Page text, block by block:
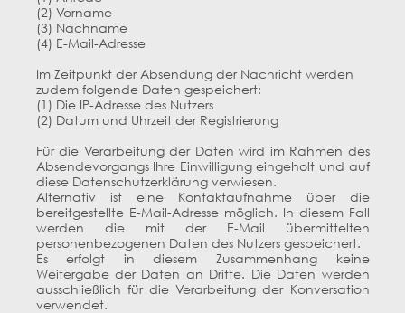
(2) Vorname
(3) Nachname
(4) E-Mail-Adresse
Im Zeitpunkt der Absendung der Nachricht werden
zudem folgende Daten gespeichert:
(1) Die IP-Adresse des Nutzers
(2) Datum und Uhrzeit der Registrierung
Für die Verarbeitung der Daten wird im Rahmen des
Absendevorgangs Ihre Einwilligung eingeholt und auf
diese Datenschutzerklärung verwiesen.
Alternativ ist eine Kontaktaufnahme über die
bereitgestellte E-Mail-Adresse möglich. In diesem Fall
werden die mit der E-Mail übermittelten
personenbezogenen Daten des Nutzers gespeichert.
Es erfolgt in diesem Zusammenhang keine
Weitergabe der Daten an Dritte. Die Daten werden
ausschließlich für die Verarbeitung der Konversation
verwendet.